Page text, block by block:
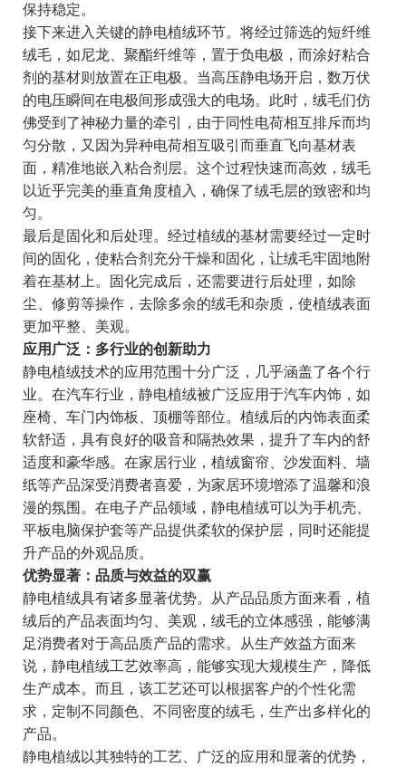
保持稳定。
接下来进入关键的静电植绒环节。将经过筛选的短纤维
绒毛，如尼龙、聚酯纤维等，置于负电极，而涂好粘合
剂的基材则放置在正电极。当高压静电场开启，数万伏
的电压瞬间在电极间形成强大的电场。此时，绒毛们仿
佛受到了神秘力量的牵引，由于同性电荷相互排斥而均
匀分散，又因为异种电荷相互吸引而垂直飞向基材表
面，精准地嵌入粘合剂层。这个过程快速而高效，绒毛
以近乎完美的垂直角度植入，确保了绒毛层的致密和均
匀。
最后是固化和后处理。经过植绒的基材需要经过一定时
间的固化，使粘合剂充分干燥和固化，让绒毛牢固地附
着在基材上。固化完成后，还需要进行后处理，如除
尘、修剪等操作，去除多余的绒毛和杂质，使植绒表面
更加平整、美观。
应用广泛：多行业的创新助力
静电植绒技术的应用范围十分广泛，几乎涵盖了各个行
业。在汽车行业，静电植绒被广泛应用于汽车内饰，如
座椅、车门内饰板、顶棚等部位。植绒后的内饰表面柔
软舒适，具有良好的吸音和隔热效果，提升了车内的舒
适度和豪华感。在家居行业，植绒窗帘、沙发面料、墙
纸等产品深受消费者喜爱，为家居环境增添了温馨和浪
漫的氛围。在电子产品领域，静电植绒可以为手机壳、
平板电脑保护套等产品提供柔软的保护层，同时还能提
升产品的外观品质。
优势显著：品质与效益的双赢
静电植绒具有诸多显著优势。从产品品质方面来看，植
绒后的产品表面均匀、美观，绒毛的立体感强，能够满
足消费者对于高品质产品的需求。从生产效益方面来
说，静电植绒工艺效率高，能够实现大规模生产，降低
生产成本。而且，该工艺还可以根据客户的个性化需
求，定制不同颜色、不同密度的绒毛，生产出多样化的
产品。
静电植绒以其独特的工艺、广泛的应用和显著的优势，